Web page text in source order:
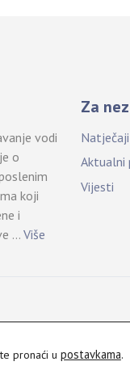
vodi
o
koji
i
…Više
Za
Aktualni
Vijesti
pronaći u postavkama.